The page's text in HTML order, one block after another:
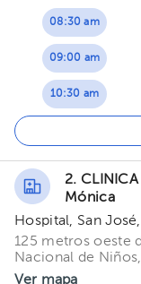
08:30 am
09:00 am
10:30 am
2.
Mónica
Hospital, San
125 metros oeste
Nacional de
Ver mapa